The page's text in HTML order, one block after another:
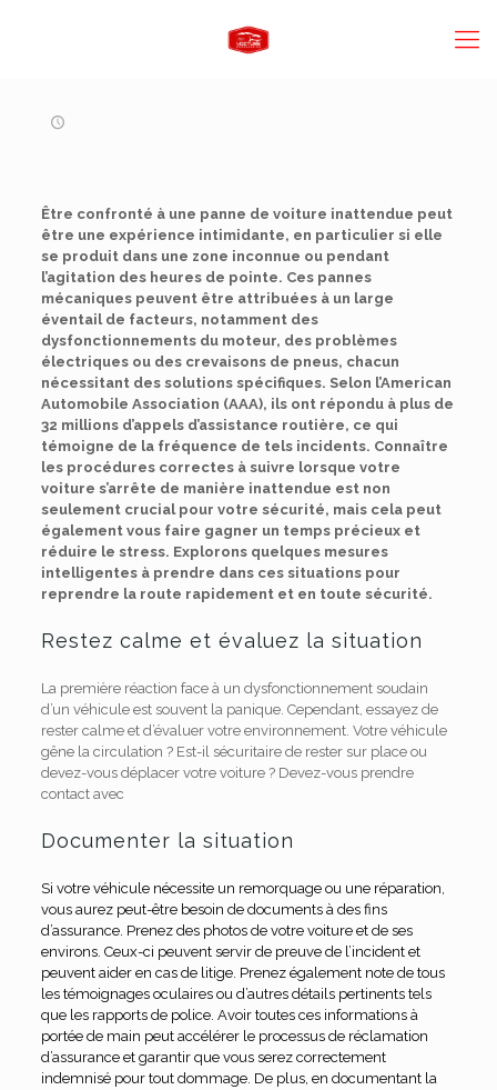
Être confronté à une panne de voiture inattendue peut
être une expérience intimidante, en particulier si elle
se produit dans une zone inconnue ou pendant
l’agitation des heures de pointe. Ces pannes
mécaniques peuvent être attribuées à un large
éventail de facteurs, notamment des
dysfonctionnements du moteur, des problèmes
électriques ou des crevaisons de pneus, chacun
nécessitant des solutions spécifiques. Selon l’American
Automobile Association (AAA), ils ont répondu à plus de
32 millions d’appels d’assistance routière, ce qui
témoigne de la fréquence de tels incidents. Connaître
les procédures correctes à suivre lorsque votre
voiture s’arrête de manière inattendue est non
seulement crucial pour votre sécurité, mais cela peut
également vous faire gagner un temps précieux et
réduire le stress. Explorons quelques mesures
intelligentes à prendre dans ces situations pour
reprendre la route rapidement et en toute sécurité.
Restez calme et évaluez la situation
La première réaction face à un dysfonctionnement soudain
d’un véhicule est souvent la panique. Cependant, essayez de
rester calme et d’évaluer votre environnement. Votre véhicule
gêne la circulation ? Est-il sécuritaire de rester sur place ou
devez-vous déplacer votre voiture ? Devez-vous prendre
contact avec
Documenter la situation
Si votre véhicule nécessite un remorquage ou une réparation,
vous aurez peut-être besoin de documents à des fins
d’assurance. Prenez des photos de votre voiture et de ses
environs. Ceux-ci peuvent servir de preuve de l’incident et
peuvent aider en cas de litige. Prenez également note de tous
les témoignages oculaires ou d’autres détails pertinents tels
que les rapports de police. Avoir toutes ces informations à
portée de main peut accélérer le processus de réclamation
d’assurance et garantir que vous serez correctement
indemnisé pour tout dommage. De plus, en documentant la